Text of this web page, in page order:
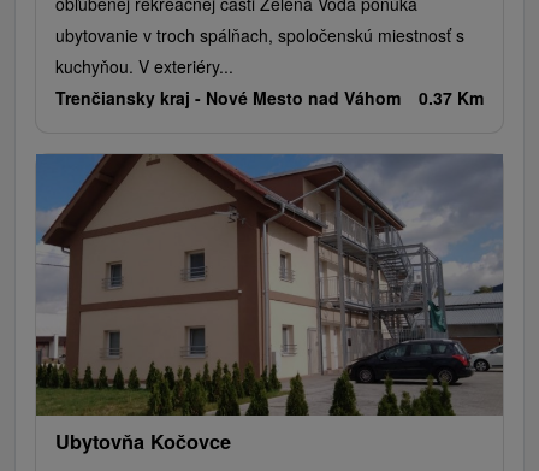
ubytovanie v troch spálňach, spoločenskú miestnosť s
kuchyňou. V exteriéry...
Trenčiansky kraj - Nové Mesto nad Váhom 0.37 Km
Ubytovňa Kočovce